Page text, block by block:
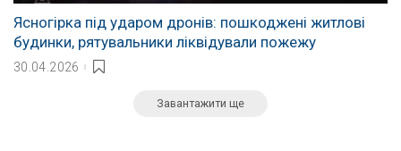
Ясногірка під ударом дронів: пошкоджені житлові
будинки, рятувальники ліквідували пожежу
30.04.2026
Завантажити ще